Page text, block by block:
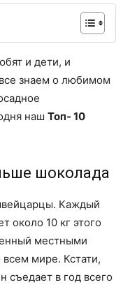
и дети, и
знаем о любимом
наш Топ- 10
шоколада
Каждый
около 10 кг этого
местными
мире. Кстати,
съедает в год всего